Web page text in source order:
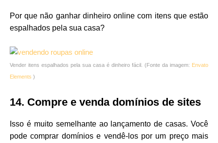
Por que não ganhar dinheiro online com itens que estão
espalhados pela sua casa?
Vender itens espalhados pela sua casa é dinheiro fácil. (Fonte da imagem: Envato
Elements )
14. Compre e venda domínios de sites
Isso é muito semelhante ao lançamento de casas. Você
pode comprar domínios e vendê-los por um preço mais